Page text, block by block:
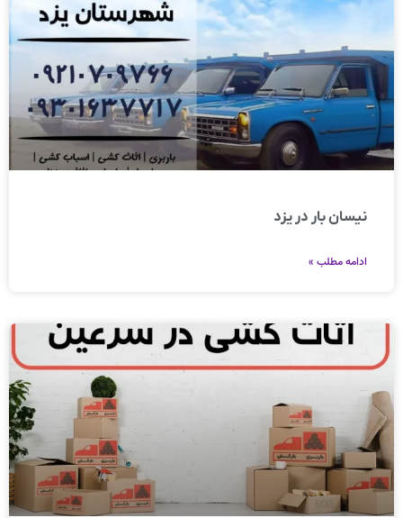
نیسان بار در یزد
ادامه مطلب »